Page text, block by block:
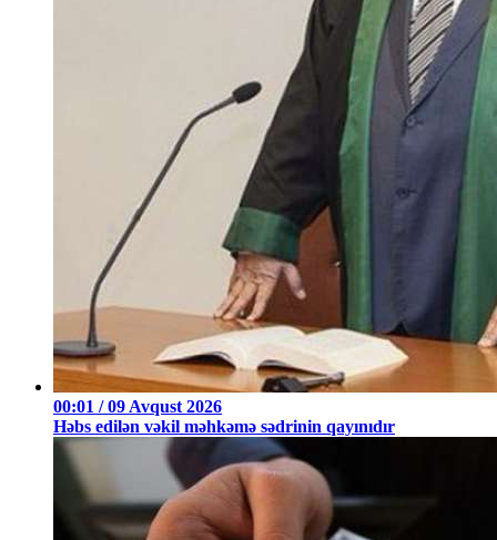
00:01 / 09 Avqust 2026
Həbs edilən vəkil məhkəmə sədrinin qayınıdır